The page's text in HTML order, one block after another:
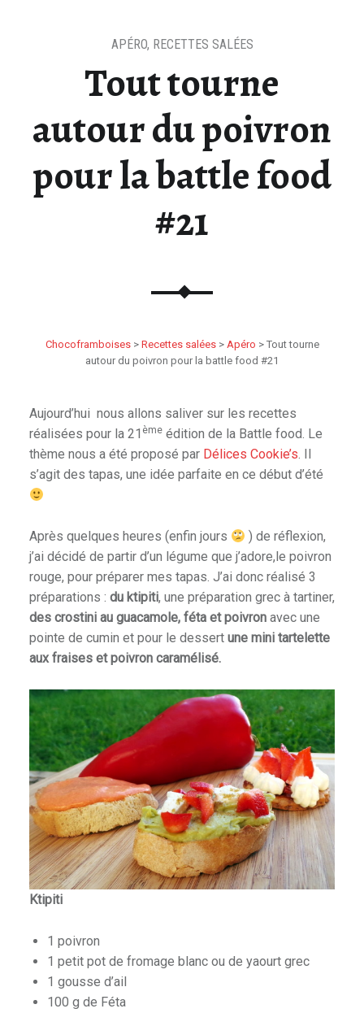
Tout tourne
autour du poivron
pour la battle food
#21
APÉRO, RECETTES SALÉES
Chocoframboises> Recettes salées> Apéro > Tout tourne
autour du poivron pour la battle food #21
Aujourd’hui nous allons saliver sur les recettes
réalisées pour la 21 èmeédition de la Battle food. Le
thème nous a été proposé par Délices Cookie’s. Il
s’agit des tapas, une idée parfaite en ce début d’été
Après quelques heures (enfin jours
) de réflexion,
j’ai décidé de partir d’un légume que j’adore,le poivron
rouge, pour préparer mes tapas. J’ai donc réalisé 3
préparations : du ktipiti, une préparation grec à tartiner,
des crostini au guacamole, féta et poivronavec une
pointe de cumin et pour le dessert une mini tartelette
aux fraises et poivron caramélisé.
Ktipiti
1 poivron
1 petit pot de fromage blanc ou de yaourt grec
1 gousse d’ail
100 g de Féta